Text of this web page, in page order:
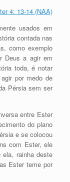
4: 13-14 (NAA)
usados em
contada nas
como exemplo
Deus a agir em
toda, é notar
por medo de
Pérsia sem ser
entre Ester
do plano
e se colocou
com Ester, ele
ela, rainha deste
Ester teme por